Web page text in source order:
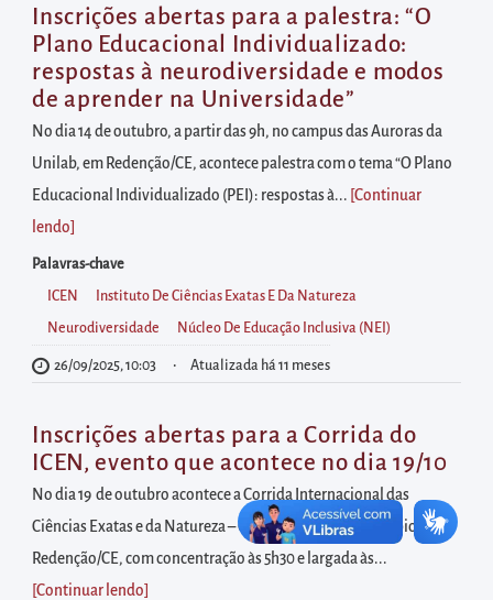
menu
principal
Acessar
diretamente
à
área
para
realizar
buscas
internas
Acessar
diretamente
informações
postas
no
rodapé
Inscrições abertas para a palestra: “O
Plano Educacional Individualizado:
respostas à neurodiversidade e modos
de aprender na Universidade”
No dia 14 de outubro, a partir das 9h, no campus das Auroras da
Unilab, em Redenção/CE, acontece palestra com o tema “O Plano
Educacional Individualizado (PEI): respostas à... [Continuar
lendo
Palavras-chave
ICEN Instituto De Ciências Exatas E Da Natureza
Neurodiversidade Núcleo De Educação Inclusiva (NEI)
26/09/2025, 10:03 Atualizada há 11 meses
Inscrições abertas para a Corrida do
ICEN, evento que acontece no dia 19/10
No dia 19 de outubro acontece a Corrida Internacional das
Ciências Exatas e da Natureza – CORRE ICEN, no município de
Redenção/CE, com concentração às 5h30 e largada às...
[Continuar lendo